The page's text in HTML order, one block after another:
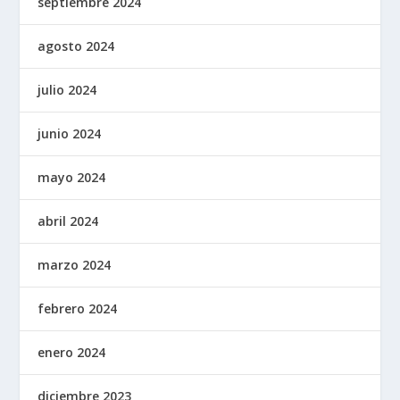
agosto 2024
julio 2024
junio 2024
mayo 2024
abril 2024
marzo 2024
febrero 2024
enero 2024
diciembre 2023